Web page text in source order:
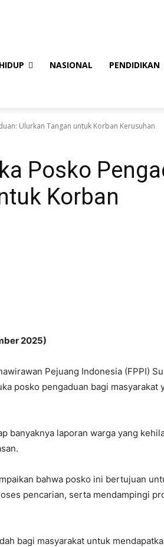
NASIONAL PENDIDIKAN
Ulurkan Tangan untuk Korban Kerusuhan
Posko
Korban
2025)
Pejuang Indonesia (FPPI)
posko pengaduan bagi masyarakat
banyaknya laporan warga yang
bahwa posko ini bertujuan
pencarian, serta mendampingi
bagi masyarakat untuk